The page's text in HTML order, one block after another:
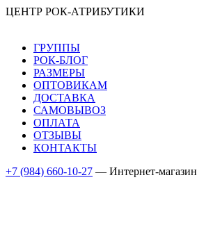
ЦЕНТР РОК-АТРИБУТИКИ
ГРУППЫ
РОК-БЛОГ
РАЗМЕРЫ
ОПТОВИКАМ
ДОСТАВКА
САМОВЫВОЗ
ОПЛАТА
ОТЗЫВЫ
КОНТАКТЫ
+7 (984) 660-10-27 — Интернет-магазин